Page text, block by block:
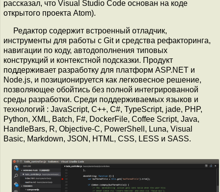
рассказал, что Visual Studio Code основан на коде
открытого проекта Atom).
Редактор содержит встроенный отладчик,
инструменты для работы с Git и средства рефакторинга,
навигации по коду, автодополнения типовых
конструкций и контекстной подсказки. Продукт
поддерживает разработку для платформ ASP.NET и
Node.js, и позиционируется как легковесное решение,
позволяющее обойтись без полной интегрированной
среды разработки. Среди поддерживаемых языков и
технологий : JavaScript, C++, C#, TypeScript, jade, PHP,
Python, XML, Batch, F#, DockerFile, Coffee Script, Java,
HandleBars, R, Objective-C, PowerShell, Luna, Visual
Basic, Markdown, JSON, HTML, CSS, LESS и SASS.